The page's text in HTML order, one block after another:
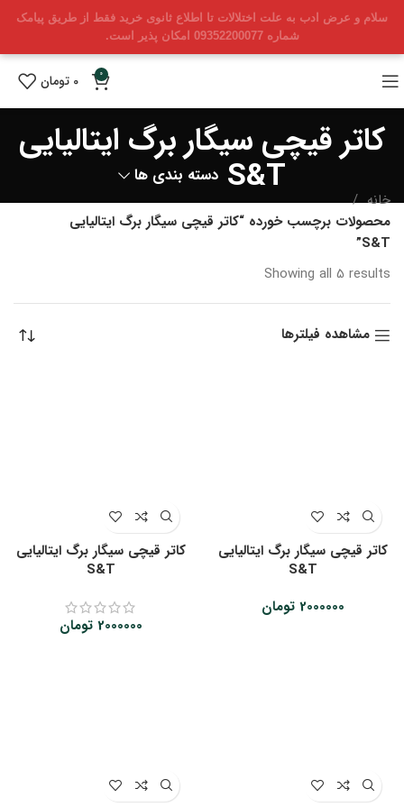
سلام و عرض ادب به علت اختلالات تا اطلاع ثانوی خرید فقط از طریق پیامک
شماره 09352200077 امکان پذیر است.
0
0 تومان
کاتر قیچی سیگار برگ ایتالیایی
S&T دسته بندی ها
خانه
محصولات برچسب خورده “کاتر قیچی سیگار برگ ایتالیایی
S&T”
Showing all 5 results
Sorted
مشاهده فیلترها
کاتر قیچی سیگار برگ ایتالیایی
S&T
2000000 تومان
کاتر قیچی سیگار برگ ایتالیایی
S&T
2000000 تومان